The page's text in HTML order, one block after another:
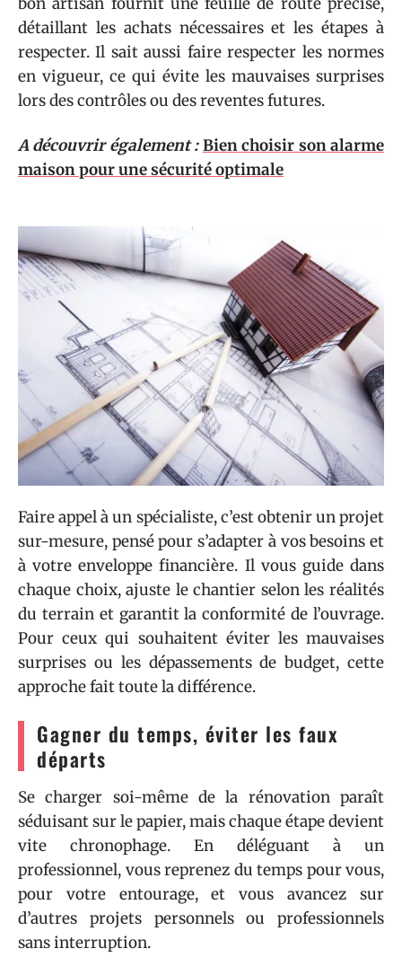
détaillant les achats nécessaires et les étapes à
respecter. Il sait aussi faire respecter les normes
en vigueur, ce qui évite les mauvaises surprises
lors des contrôles ou des reventes futures.
A découvrir également : Bien choisir son alarme
maison pour une sécurité optimale
Faire appel à un spécialiste, c’est obtenir un projet
sur-mesure, pensé pour s’adapter à vos besoins et
à votre enveloppe financière. Il vous guide dans
chaque choix, ajuste le chantier selon les réalités
du terrain et garantit la conformité de l’ouvrage.
Pour ceux qui souhaitent éviter les mauvaises
surprises ou les dépassements de budget, cette
approche fait toute la différence.
Gagner du temps, éviter les faux
départs
Se charger soi-même de la rénovation paraît
séduisant sur le papier, mais chaque étape devient
vite chronophage. En déléguant à un
professionnel, vous reprenez du temps pour vous,
pour votre entourage, et vous avancez sur
d’autres projets personnels ou professionnels
sans interruption.